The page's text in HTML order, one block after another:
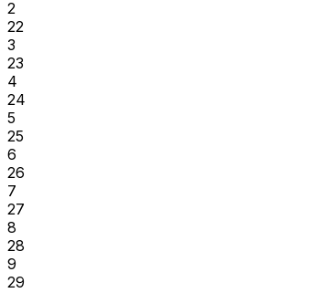
2
22
3
23
4
24
5
25
6
26
7
27
8
28
9
29